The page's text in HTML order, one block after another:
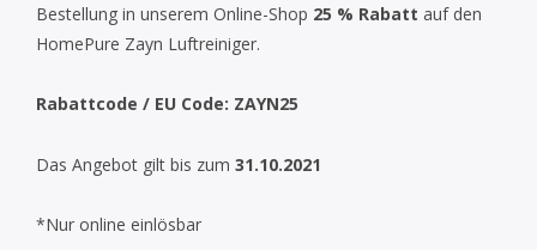
Bestellung in unserem Online-Shop 25 % Rabatt auf den
HomePure Zayn Luftreiniger.
Rabattcode / EU Code: ZAYN25
Das Angebot gilt bis zum 31.10.2021
*Nur online einlösbar